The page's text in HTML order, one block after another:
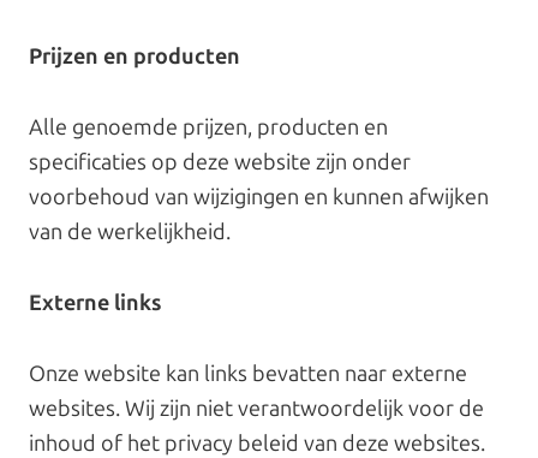
Prijzen en producten
Alle genoemde prijzen, producten en
specificaties op deze website zijn onder
voorbehoud van wijzigingen en kunnen afwijken
van de werkelijkheid.
Externe links
Onze website kan links bevatten naar externe
websites. Wij zijn niet verantwoordelijk voor de
inhoud of het privacy beleid van deze websites.